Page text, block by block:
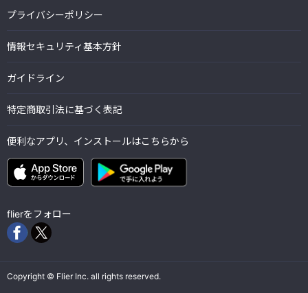
プライバシーポリシー
情報セキュリティ基本方針
ガイドライン
特定商取引法に基づく表記
便利なアプリ、インストールはこちらから
flierをフォロー
Copyright © Flier Inc. all rights reserved.